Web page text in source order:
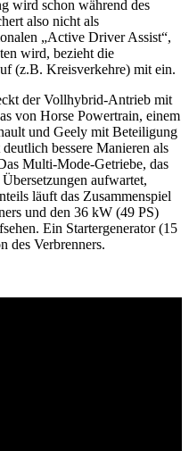
wird schon während des
also nicht als
„Active Driver Assist“,
wird, bezieht die
(z.B. Kreisverkehre) mit ein.
der Vollhybrid-Antrieb mit
von Horse Powertrain, einem
und Geely mit Beteiligung
bessere Manieren als
Multi-Mode-Getriebe, das
aufwartet,
läuft das Zusammenspiel
und den 36 kW (49 PS)
Ein Startergenerator (15
des Verbrenners.